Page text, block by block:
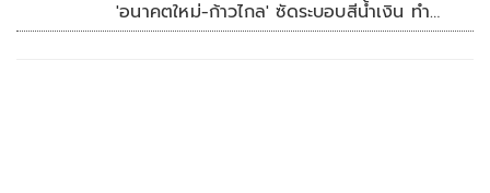
'อนาคตใหม่-ก้าวไกล' ซัดระบอบสีน้ำเงิน ทำ
หลักนิติรัฐ-นิติธรรมสั่นคลอน